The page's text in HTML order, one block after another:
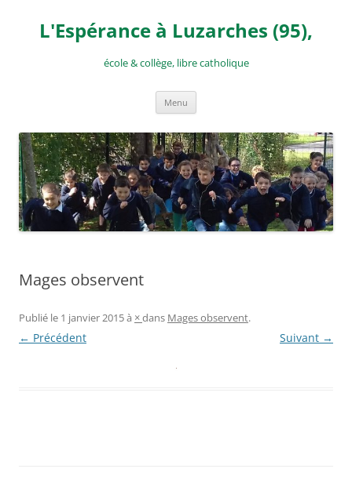
contenu
L'Espérance à Luzarches (95),
école & collège, libre catholique
Menu
Mages observent
Publié le 1 janvier 2015à ×dans Mages observent.
← Précédent Suivant →